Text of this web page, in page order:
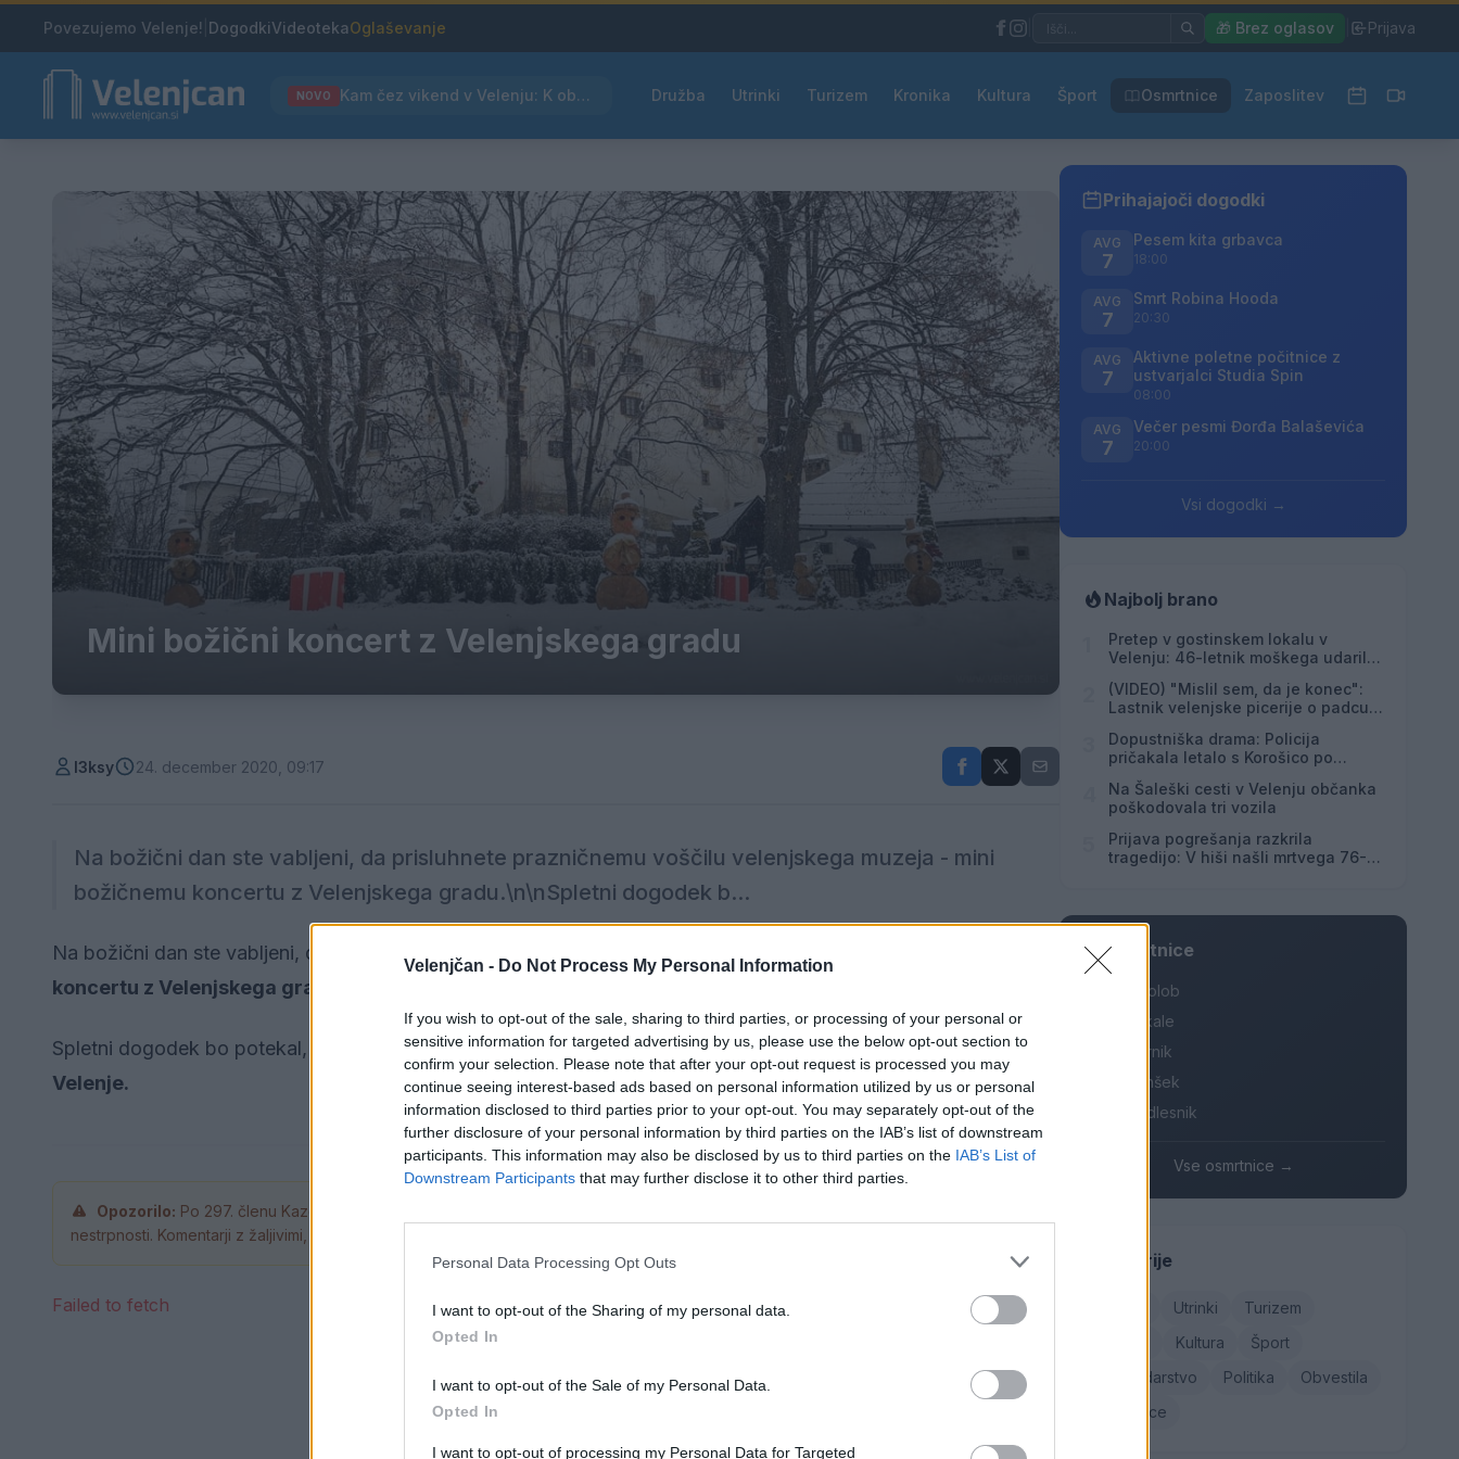
Velenjčan - Do Not Process My Personal Information
If you wish to opt-out of the sale, sharing to third parties, or processing of your personal or
sensitive information for targeted advertising by us, please use the below opt-out section to
confirm your selection. Please note that after your opt-out request is processed you may
continue seeing interest-based ads based on personal information utilized by us or personal
information disclosed to third parties prior to your opt-out. You may separately opt-out of the
further disclosure of your personal information by third parties on the IAB’s list of downstream
participants. This information may also be disclosed by us to third parties on the IAB’s List of
Downstream Participants that may further disclose it to other third parties.
Personal Data Processing Opt Outs
I want to opt-out of the Sharing of my personal data.
Opted In
I want to opt-out of the Sale of my Personal Data.
Opted In
I want to opt-out of processing my Personal Data for Targeted
Povezujemo Velenje! DogodkiVideotekaOglaševanje 🎁 Brez oglasov Prijava
NOVO Kam čez vikend v Velenju: K obisku vabi Poletni bolšji sejem Družba Utrinki Turizem Kronika Kultura Šport Osmrtnice Zaposlitev
Mini božični koncert z Velenjskega gradu
l3ksy 24. december 2020, 09:17
Na božični dan ste vabljeni, da prisluhnete prazničnemu voščilu velenjskega muzeja - mini
božičnemu koncertu z Velenjskega gradu.\n\nSpletni dogodek b...
Na božični dan ste vabljeni, da prisluhnete prazničnemu voščilu velenjskega muzeja -
koncertu z Velenjskega gradu.
Spletni dogodek bo potekal, 25. 12. 2020, ob 18. urina Facebook, Instagram in Youtube profiluMuzeja
Velenje.
Opozorilo: Po 297. členu Kazenskega zakonika je posameznik kazensko odgovoren za javno spodbujanje sovraštva, nasilja ali
nestrpnosti. Komentarji z žaljivimi, rasističnimi, diskriminatornimi ali nezakonitimi vsebinami bodo odstranjeni.
Failed to fetch
Prihajajoči dogodki
AVG
7
Pesem kita grbavca
18:00
AVG
7
Smrt Robina Hooda
20:30
AVG
7
Aktivne poletne počitnice z
ustvarjalci Studia Spin
08:00
AVG
7
Večer pesmi Đorđa Balaševića
20:00
Vsi dogodki →
Najbolj brano
Pretep v gostinskem lokalu v
Velenju: 46-letnik moškega udaril s
(VIDEO) "Mislil sem, da je konec":
Lastnik velenjske picerije o padcu s
Dopustniška drama: Policija
pričakala letalo s Korošico po
Na Šaleški cesti v Velenju občanka
poškodovala tri vozila
Prijava pogrešanja razkrila
tragedijo: V hiši našli mrtvega 76-
Osmrtnice
Branko Golob
Roman Skale
Ivana Mernik
Franc Penšek
Maksi Podlesnik
Vse osmrtnice →
Kategorije
Utrinki
Turizem
Kultura
Šport
Gospodarstvo
Politika
Obvestila
Osmrtnice